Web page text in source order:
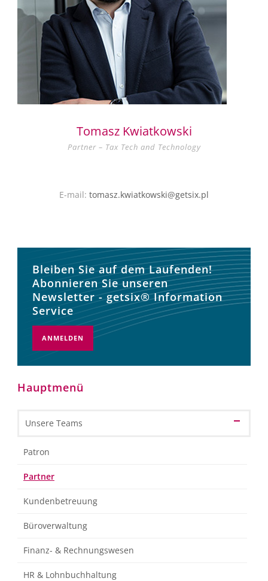
Tomasz Kwiatkowski
Partner – Tax Tech and Technology
E-mail: tomasz.kwiatkowski@getsix.pl
Bleiben Sie auf dem Laufenden!
Abonnieren Sie unseren
Newsletter - getsix® Information
Service
ANMELDEN
Hauptmenü
Unsere Teams
Patron
Partner
Kundenbetreuung
Büroverwaltung
Finanz- & Rechnungswesen
HR & Lohnbuchhaltung